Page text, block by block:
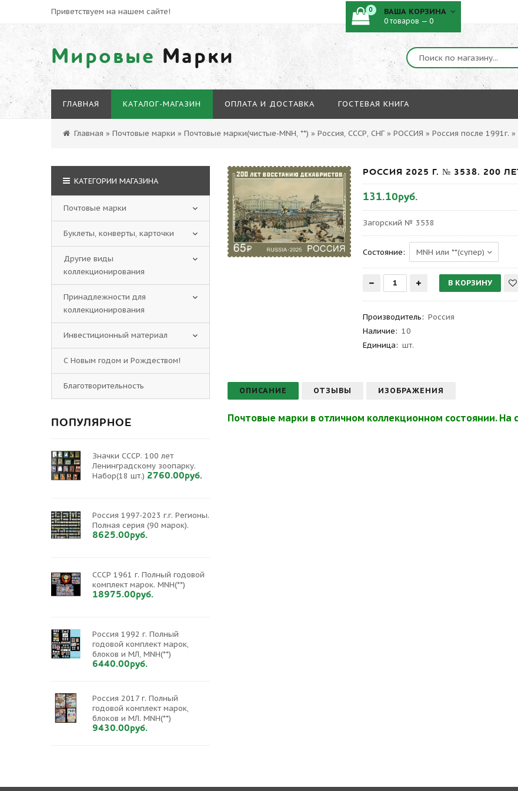
Приветствуем на нашем сайте!
Мировые Марки
0 ВАША КОРЗИНА
0 товаров — 0
ГЛАВНАЯ КАТАЛОГ-МАГАЗИН ОПЛАТА И ДОСТАВКА ГОСТЕВАЯ КНИГА
Главная » Почтовые марки » Почтовые марки(чистые-MNH, **) » Россия, СССР, СНГ » РОССИЯ » Россия после 1991г. »
РОССИЯ 2025 Г. № 3538. 200
131.10руб.
Загорский № 3538
Состояние:
Производитель: Россия
Наличие: 10
Единица: шт.
ОПИСАНИЕ ОТЗЫВЫ ИЗОБРАЖЕНИЯ
Почтовые марки в отличном коллекционном состоянии. На
КАТЕГОРИИ МАГАЗИНА
Почтовые марки
Буклеты, конверты, карточки
Другие виды
коллекционирования
Принадлежности для
коллекционирования
Инвестиционный материал
С Новым годом и Рождеством!
Благотворительность
ПОПУЛЯРНОЕ
Значки СССР. 100 лет
Ленинградскому зоопарку.
Набор(18 шт.) 2760.00руб.
Россия 1997-2023 г.г. Регионы.
Полная серия (90 марок).
8625.00руб.
СССР 1961 г. Полный годовой
комплект марок. MNH(**)
18975.00руб.
Россия 1992 г. Полный
годовой комплект марок,
блоков и МЛ, MNH(**)
6440.00руб.
Россия 2017 г. Полный
годовой комплект марок,
блоков и МЛ. MNH(**)
9430.00руб.